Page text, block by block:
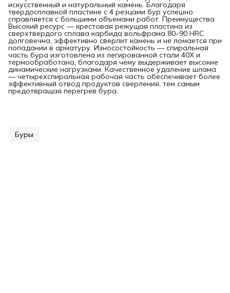
искусственный и натуральный камень. Благодаря
твердосплавной пластине с 4 резцами бур успешно
справляется с большими объемами работ. Преимущества
Высокий ресурс — крестовая режущая пластина из
сверхтвердого сплава карбида вольфрама 80–90 HRC
долговечна, эффективно сверлит камень и не ломается при
попадании в арматуру. Износостойкость — спиральная
часть бура изготовлена из легированной стали 40Х и
термообработана, благодаря чему выдерживает высокие
динамические нагрузками. Качественное удаление шлама
— четырехспиральная рабочая часть обеспечивает более
эффективный отвод продуктов сверления, тем самым
предотвращая перегрев бура.
Буры